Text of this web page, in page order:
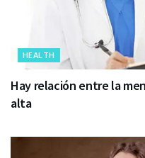
HEALTH
Hay relación entre la
alta